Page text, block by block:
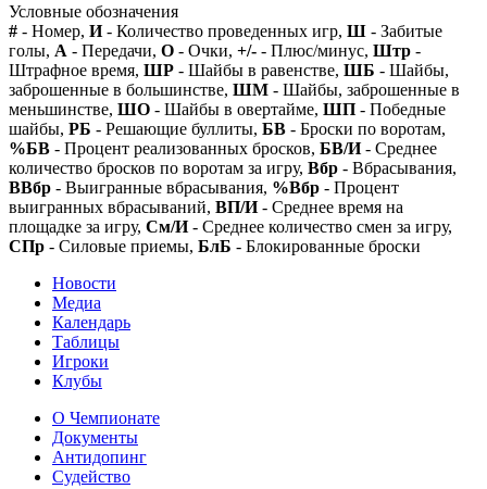
Условные обозначения
# - Номер, И- Количество проведенных игр, Ш - Забитые
голы, А - Передачи, О - Очки, +/- - Плюс/минус, Штр -
Штрафное время, ШР - Шайбы в равенстве, ШБ - Шайбы,
заброшенные в большинстве, ШМ - Шайбы, заброшенные в
меньшинстве, ШО - Шайбы в овертайме, ШП - Победные
шайбы, РБ - Решающие буллиты, БВ - Броски по воротам,
%БВ - Процент реализованных бросков, БВ/И- Среднее
количество бросков по воротам за игру, Вбр - Вбрасывания,
ВВбр - Выигранные вбрасывания, %Вбр - Процент
выигранных вбрасываний, ВП/И- Среднее время на
площадке за игру, См/И- Среднее количество смен за игру,
СПр - Силовые приемы, БлБ - Блокированные броски
Новости
Медиа
Календарь
Таблицы
Игроки
Клубы
О Чемпионате
Документы
Антидопинг
Судейство